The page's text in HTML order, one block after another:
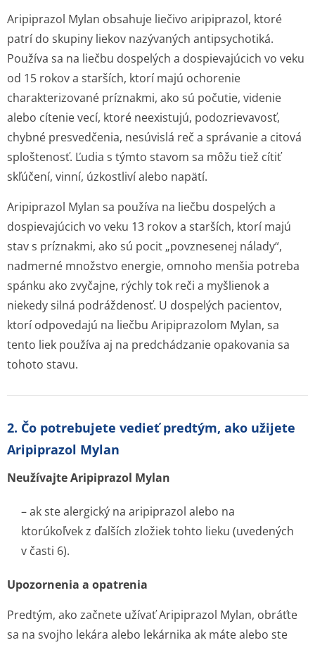
Aripiprazol Mylan obsahuje liečivo aripiprazol, ktoré
patrí do skupiny liekov nazývaných antipsychotiká.
Používa sa na liečbu dospelých a dospievajúcich vo veku
od 15 rokov a starších, ktorí majú ochorenie
charakterizované príznakmi, ako sú počutie, videnie
alebo cítenie vecí, ktoré neexistujú, podozrievavosť,
chybné presvedčenia, nesúvislá reč a správanie a citová
sploštenosť. Ľudia s týmto stavom sa môžu tiež cítiť
skľúčení, vinní, úzkostliví alebo napätí.
Aripiprazol Mylan sa používa na liečbu dospelých a
dospievajúcich vo veku 13 rokov a starších, ktorí majú
stav s príznakmi, ako sú pocit „povznesenej nálady“,
nadmerné množstvo energie, omnoho menšia potreba
spánku ako zvyčajne, rýchly tok reči a myšlienok a
niekedy silná podráždenosť. U dospelých pacientov,
ktorí odpovedajú na liečbu Aripiprazolom Mylan, sa
tento liek používa aj na predchádzanie opakovania sa
tohoto stavu.
2. Čo potrebujete vedieť predtým, ako užijete
Aripiprazol Mylan
Neužívajte Aripiprazol Mylan
– ak ste alergický na aripiprazol alebo na
ktorúkoľvek z ďalších zložiek tohto lieku (uvedených
v časti 6).
Upozornenia a opatrenia
Predtým, ako začnete užívať Aripiprazol Mylan, obráťte
sa na svojho lekára alebo lekárnika ak máte alebo ste